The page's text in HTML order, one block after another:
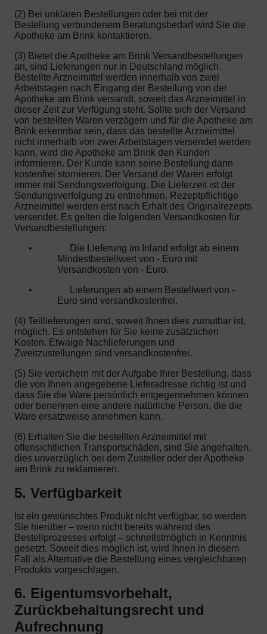
(2) Bei unklaren Bestellungen oder bei mit der
Bestellung verbundenem Beratungsbedarf wird Sie die
Apotheke am Brink kontaktieren.
(3) Bietet die Apotheke am Brink Versandbestellungen
an, sind Lieferungen nur in Deutschland möglich.
Bestellte Arzneimittel werden innerhalb von zwei
Arbeitstagen nach Eingang der Bestellung von der
Apotheke am Brink versandt, soweit das Arzneimittel in
dieser Zeit zur Verfügung steht. Sollte sich der Versand
von bestellten Waren verzögern und für die Apotheke am
Brink erkennbar sein, dass das bestellte Arzneimittel
nicht innerhalb von zwei Arbeitstagen versendet werden
kann, wird die Apotheke am Brink den Kunden
informieren. Der Kunde kann seine Bestellung dann
kostenfrei stornieren. Der Versand der Waren erfolgt
immer mit Sendungsverfolgung. Die Lieferzeit ist der
Sendungsverfolgung zu entnehmen. Rezeptpflichtige
Arzneimittel werden erst nach Erhalt des Originalrezepts
versendet. Es gelten die folgenden Versandkosten für
Versandbestellungen:
•
Die Lieferung im Inland erfolgt ab einem
Mindestbestellwert von - Euro mit
Versandkosten von - Euro.
•
Lieferungen ab einem Bestellwert von -
Euro sind versandkostenfrei.
(4) Teillieferungen sind, soweit Ihnen dies zumutbar ist,
möglich. Es entstehen für Sie keine zusätzlichen
Kosten. Etwaige Nachlieferungen und
Zweitzustellungen sind versandkostenfrei.
(5) Sie versichern mit der Aufgabe Ihrer Bestellung, dass
die von Ihnen angegebene Lieferadresse richtig ist und
dass Sie die Ware persönlich entgegennehmen können
oder benennen eine andere natürliche Person, die die
Ware ersatzweise annehmen kann.
(6) Erhalten Sie die bestellten Arzneimittel mit
offensichtlichen Transportschäden, sind Sie angehalten,
dies unverzüglich bei dem Zusteller oder der Apotheke
am Brink zu reklamieren.
5. Verfügbarkeit
Ist ein gewünschtes Produkt nicht verfügbar, so werden
Sie hierüber – wenn nicht bereits während des
Bestellprozesses erfolgt – schnellstmöglich in Kenntnis
gesetzt. Soweit dies möglich ist, wird Ihnen in diesem
Fall als Alternative die Bestellung eines vergleichbaren
Produkts vorgeschlagen.
6. Eigentumsvorbehalt,
Zurückbehaltungsrecht und
Aufrechnung